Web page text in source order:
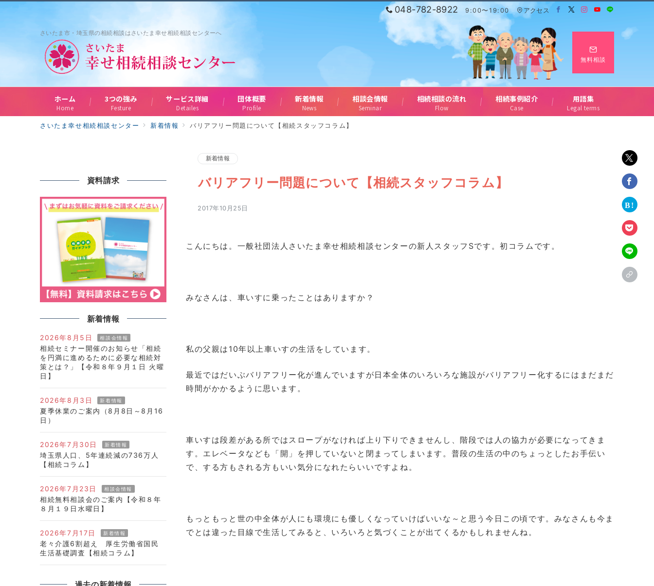
048-782-8922 9:00〜19:00 アクセス
さいたま市・埼玉県の相続相談はさいたま幸せ相続相談センターへ
無料相談
ホーム
Home
3つの強み
Festure
サービス詳細
Detailes
団体概要
Profile
新着情報
News
相談会情報
Seminar
相続相談の流れ
Flow
相続事例紹介
Case
用語集
Legal terms
さいたま幸せ相続相談センター 新着情報 バリアフリー問題について【相続スタッフコラム】
新着情報
バリアフリー問題について【相続スタッフコラム】
2017年10月25日
こんにちは。一般社団法人さいたま幸せ相続相談センターの新人スタッフSです。初コラムです。
みなさんは、車いすに乗ったことはありますか？
私の父親は10年以上車いすの生活をしています。
最近ではだいぶバリアフリー化が進んでいますが日本全体のいろいろな施設がバリアフリー化するにはまだまだ
時間がかかるように思います。
車いすは段差がある所ではスロープがなければ上り下りできませんし、階段では人の協力が必要になってきま
す。エレベータなども「開」を押していないと閉まってしまいます。普段の生活の中のちょっとしたお手伝い
で、する方もされる方もいい気分になれたらいいですよね。
もっともっと世の中全体が人にも環境にも優しくなっていけばいいな～と思う今日この頃です。みなさんも今ま
でとは違った目線で生活してみると、いろいろと気づくことが出てくるかもしれませんね。
資料請求
新着情報
2026年8月5日 相談会情報
相続セミナー開催のお知らせ「相続
を円満に進めるために必要な相続対
策とは？」【令和８年９月１日 火曜
日】
2026年8月3日 新着情報
夏季休業のご案内（8月8日～8月16
日）
2026年7月30日 新着情報
埼玉県人口、5年連続減の736万人
【相続コラム】
2026年7月23日 相談会情報
相続無料相談会のご案内【令和８年
８月１９日水曜日】
2026年7月17日 新着情報
老々介護6割超え 厚生労働省国民
生活基礎調査【相続コラム】